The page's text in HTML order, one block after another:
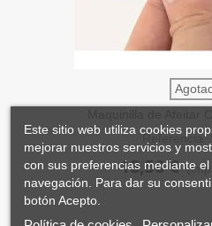
AperturaReferencia:
18,50 €
Este sitio web utiliza cookies
mejorar nuestros servicios y
con sus preferencias mediante
navegación. Para dar su
botón Acepto.